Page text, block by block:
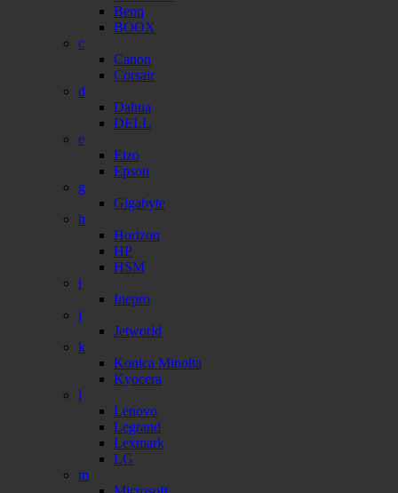
Benq
BOOX
c
Canon
Corsair
d
Dahua
DELL
e
Eizo
Epson
g
Gigabyte
h
Horizon
HP
HSM
i
Inepro
j
Jetworld
k
Konica Minolta
Kyocera
l
Lenovo
Legrand
Lexmark
LG
m